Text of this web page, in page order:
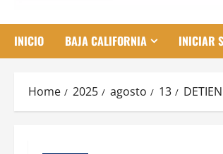
INICIO BAJA CALIFORNIA INICIAR
Home 2025 agosto 13